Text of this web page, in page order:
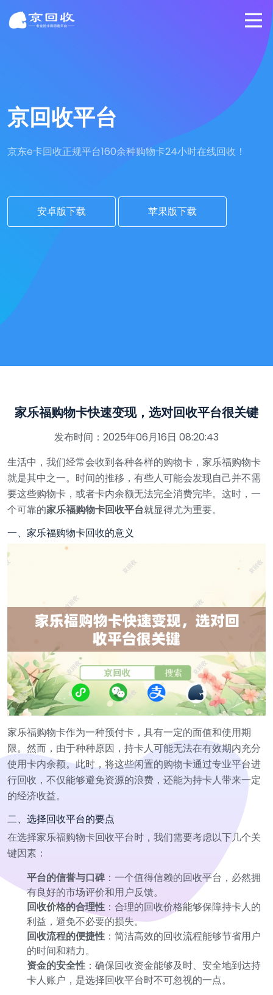
京回收平台
京东e卡回收正规平台160余种购物卡24小时在线回收！
安卓版下载 苹果版下载
家乐福购物卡快速变现，选对回收平台很关键
发布时间：2025年06月16日 08:20:43
生活中，我们经常会收到各种各样的购物卡，家乐福购物卡
就是其中之一。时间的推移，有些人可能会发现自己并不需
要这些购物卡，或者卡内余额无法完全消费完毕。这时，一
个可靠的家乐福购物卡回收平台就显得尤为重要。
一、家乐福购物卡回收的意义
家乐福购物卡作为一种预付卡，具有一定的面值和使用期
限。然而，由于种种原因，持卡人可能无法在有效期内充分
使用卡内余额。此时，将这些闲置的购物卡通过专业平台进
行回收，不仅能够避免资源的浪费，还能为持卡人带来一定
的经济收益。
二、选择回收平台的要点
在选择家乐福购物卡回收平台时，我们需要考虑以下几个关
键因素：
平台的信誉与口碑 ：一个值得信赖的回收平台，必然拥
有良好的市场评价和用户反馈。
回收价格的合理性 ：合理的回收价格能够保障持卡人的
利益，避免不必要的损失。
回收流程的便捷性 ：简洁高效的回收流程能够节省用户
的时间和精力。
资金的安全性 ：确保回收资金能够及时、安全地到达持
卡人账户，是选择回收平台时不可忽视的一点。